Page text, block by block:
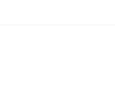
s’adjuge le titre